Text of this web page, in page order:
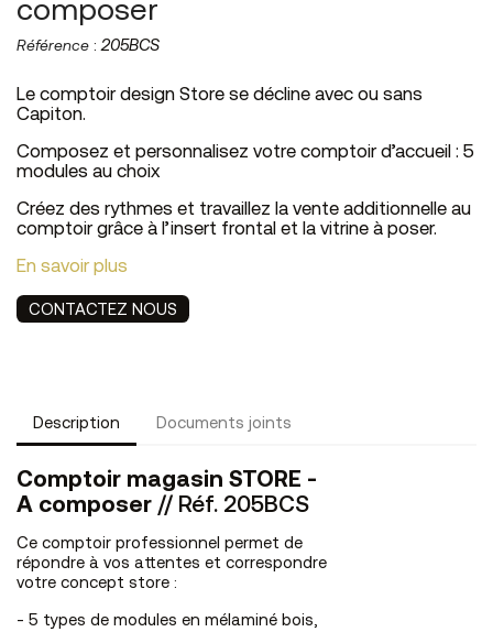
composer
Référence :205BCS
Le comptoir design Store se décline avec ou sans
Capiton.
Composez et personnalisez votre comptoir d’accueil : 5
modules au choix
Créez des rythmes et travaillez la vente additionnelle au
comptoir grâce à l’insert frontal et la vitrine à poser.
En savoir plus
CONTACTEZ NOUS
Description Documents joints
Comptoir magasin STORE -
A composer // Réf. 205BCS
Ce comptoir professionnel permet de
répondre à vos attentes et correspondre
votre concept store :
- 5 types de modules en mélaminé bois,